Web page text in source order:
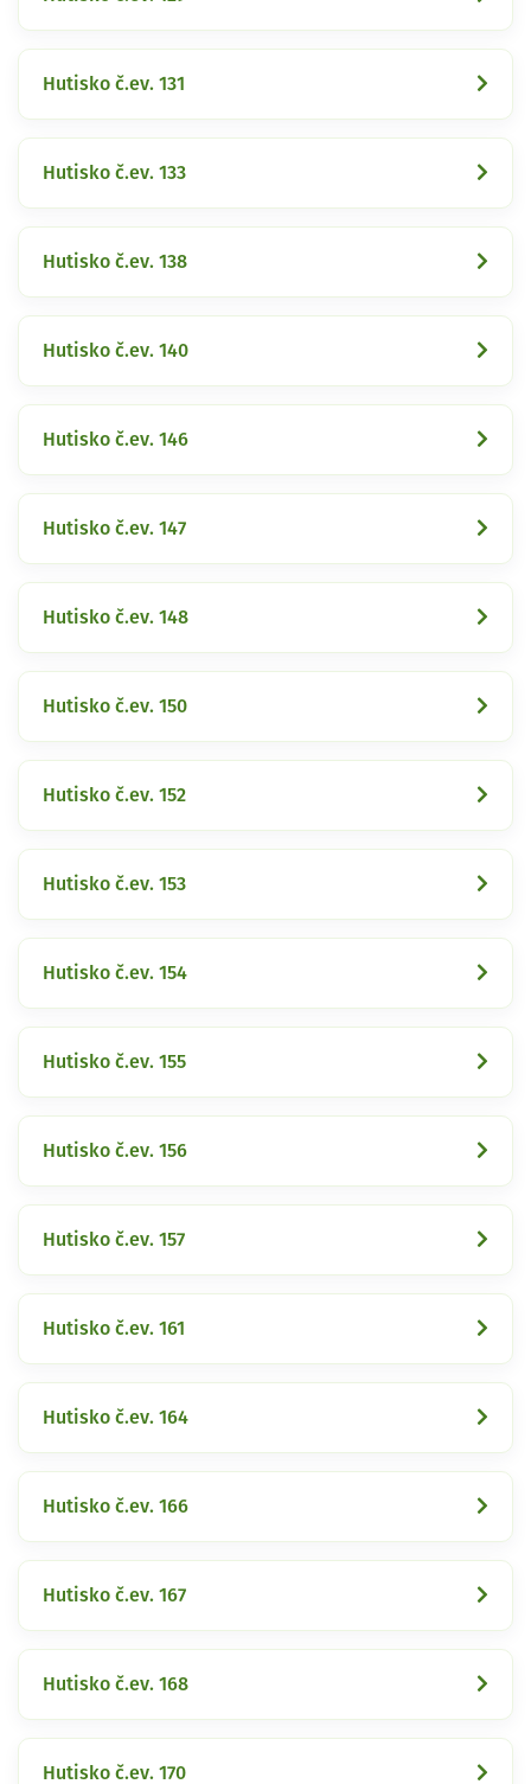
Hutisko č.ev. 131
Hutisko č.ev. 133
Hutisko č.ev. 138
Hutisko č.ev. 140
Hutisko č.ev. 146
Hutisko č.ev. 147
Hutisko č.ev. 148
Hutisko č.ev. 150
Hutisko č.ev. 152
Hutisko č.ev. 153
Hutisko č.ev. 154
Hutisko č.ev. 155
Hutisko č.ev. 156
Hutisko č.ev. 157
Hutisko č.ev. 161
Hutisko č.ev. 164
Hutisko č.ev. 166
Hutisko č.ev. 167
Hutisko č.ev. 168
Hutisko č.ev. 170